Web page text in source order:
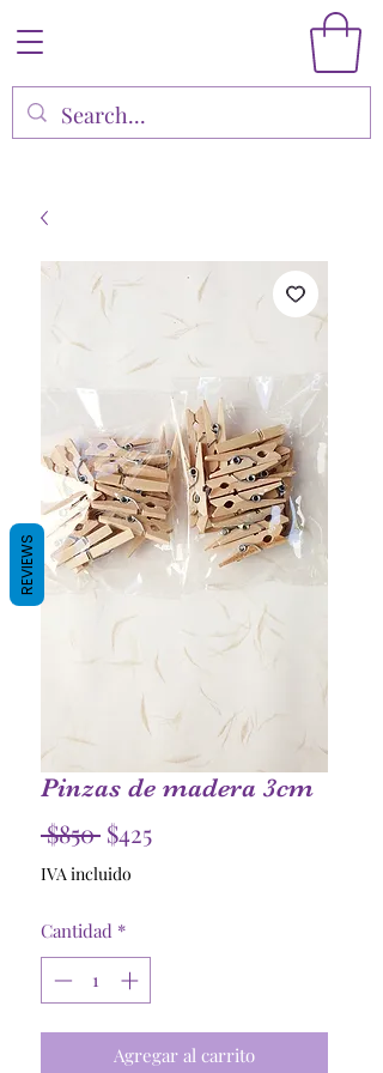
Pinzas de madera 3cm
$850 Precio
$425Precio
IVA incluido
Cantidad *
Agregar al carrito
REVIEWS